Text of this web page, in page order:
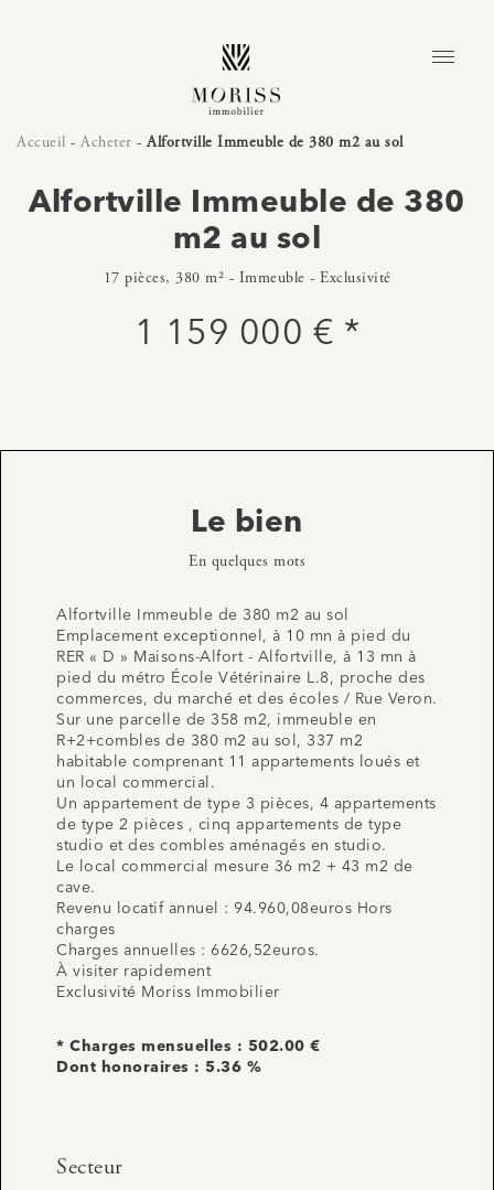
Accueil - Acheter -Alfortville Immeuble de 380 m2 au sol
Alfortville Immeuble de 380
m2 au sol
17 pièces, 380 m² - Immeuble - Exclusivité
1 159 000 € *
Le bien
En quelques mots
Alfortville Immeuble de 380 m2 au sol
Emplacement exceptionnel, à 10 mn à pied du
RER « D » Maisons-Alfort - Alfortville, à 13 mn à
pied du métro École Vétérinaire L.8, proche des
commerces, du marché et des écoles / Rue Veron.
Sur une parcelle de 358 m2, immeuble en
R+2+combles de 380 m2 au sol, 337 m2
habitable comprenant 11 appartements loués et
un local commercial.
Un appartement de type 3 pièces, 4 appartements
de type 2 pièces , cinq appartements de type
studio et des combles aménagés en studio.
Le local commercial mesure 36 m2 + 43 m2 de
cave.
Revenu locatif annuel : 94.960,08euros Hors
charges
Charges annuelles : 6626,52euros.
À visiter rapidement
Exclusivité Moriss Immobilier
* Charges mensuelles : 502.00 €
Dont honoraires : 5.36 %
Secteur